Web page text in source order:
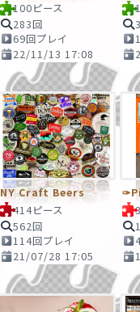
100ピース
283回
69回プレイ
22/11/13 17:08
NY Craft Beers
414ピース
562回
114回プレイ
21/07/28 17:05